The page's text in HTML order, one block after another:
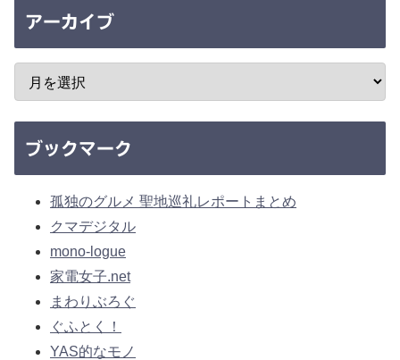
アーカイブ
ブックマーク
孤独のグルメ 聖地巡礼レポートまとめ
クマデジタル
mono-logue
家電女子.net
まわりぶろぐ
ぐふとく！
YAS的なモノ